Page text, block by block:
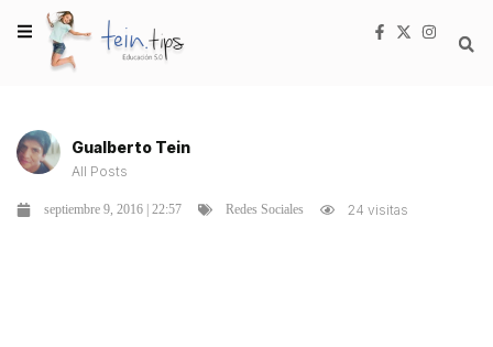
Gualberto Tein
All Posts
septiembre 9, 2016 | 22:57 Redes Sociales 24 visitas